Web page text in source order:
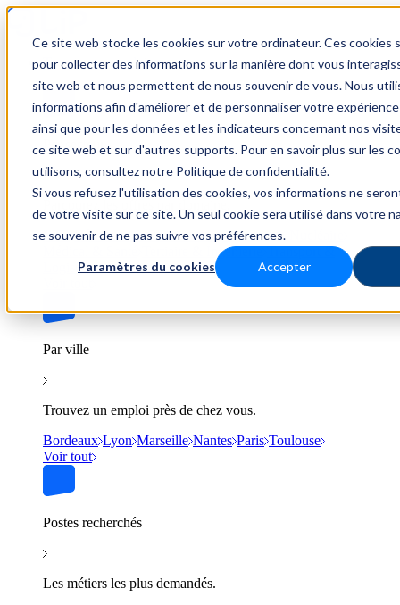
Ce site web stocke les cookies sur votre ordinateur. Ces cookies
pour collecter des informations sur la manière dont vous
site web et nous permettent de nous souvenir de vous. Nous
informations afin d'améliorer et de personnaliser votre
ainsi que pour les données et les indicateurs concernant nos
ce site web et sur d'autres supports. Pour en savoir plus sur les
utilisons, consultez notre Politique de confidentialité.
Si vous refusez l'utilisation des cookies, vos informations ne
de votre visite sur ce site. Un seul cookie sera utilisé dans votre
se souvenir de ne pas suivre vos préférences.
Paramètres du cookies Accepter
Trouver un emploi
Par secteur
BTP Hôtellerie & Restauration Industrie & Nucléaire
Tertiaire & Ingénierie Transport &
Logistique
Par ville
Trouvez un emploi près de chez vous.
Bordeaux Lyon Marseille Nantes Paris Toulouse
Voir tout
Postes recherchés
Les métiers les plus demandés.